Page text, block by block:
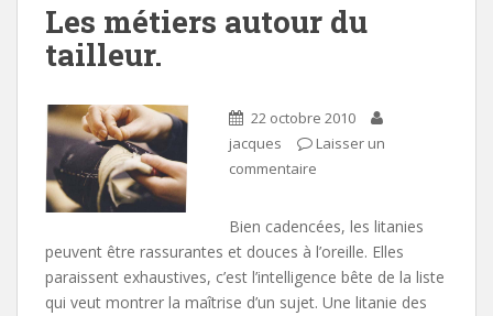
Les métiers autour du
tailleur.
22 octobre 2010
jacques
Laisser un
commentaire
Bien cadencées, les litanies
peuvent être rassurantes et douces à l’oreille. Elles
paraissent exhaustives, c’est l’intelligence bête de la liste
qui veut montrer la maîtrise d’un sujet. Une litanie des